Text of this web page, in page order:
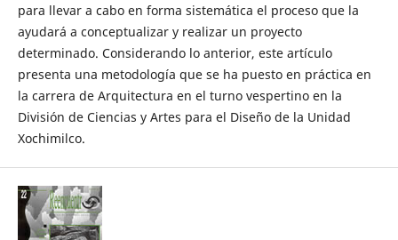
para llevar a cabo en forma sistemática el proceso que la
ayudará a conceptualizar y realizar un proyecto
determinado. Considerando lo anterior, este artículo
presenta una metodología que se ha puesto en práctica en
la carrera de Arquitectura en el turno vespertino en la
División de Ciencias y Artes para el Diseño de la Unidad
Xochimilco.